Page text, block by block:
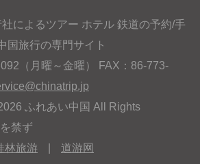
によるツアー ホテル 鉄道の予約/手
国旅行の専門サイト
（月曜～金曜） FAX：86-773-
ふれあい中国 All Rights
禁ず
林旅游 道游网